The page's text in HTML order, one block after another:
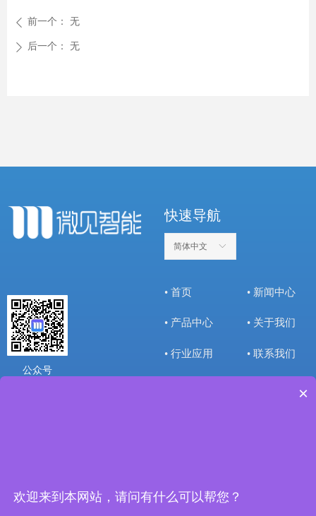
ꄴ 前一个： 无
ꄲ 后一个： 无
• 首页
• 产品中心
• 行业应用
• 新闻中心
• 关于我们
• 联系我们
快速导航
ꀅ
简体中文
办公邮箱： marketing@mic
公众号
×
欢迎来到本网站，请问有什么可以帮您？